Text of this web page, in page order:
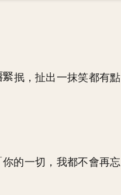
抿，扯出一抹笑都有點
你的一切，我都不會再忘